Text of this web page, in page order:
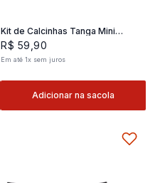
Kit de Calcinhas Tanga Mini
Classic 02- 2 und
R$ 59 ,90
Em até 1x sem juros
Adicionar na sacola